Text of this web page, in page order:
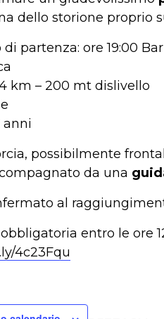
dello storione proprio
partenza: ore 19:00
km – 200 mt dislivello
anni
possibilmente
da una
al
entro le ore
4c23Fqu